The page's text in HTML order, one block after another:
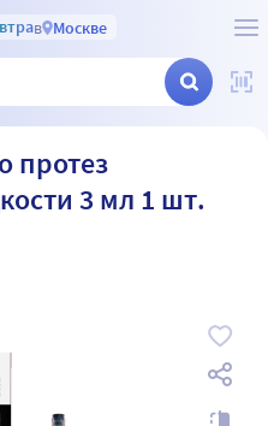
в Москве
протез
3 мл 1 шт.